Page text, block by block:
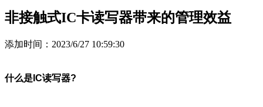
非接触式IC卡读写器带来的管理效益
添加时间：2023/6/27 10:59:30
什么是IC读写器?